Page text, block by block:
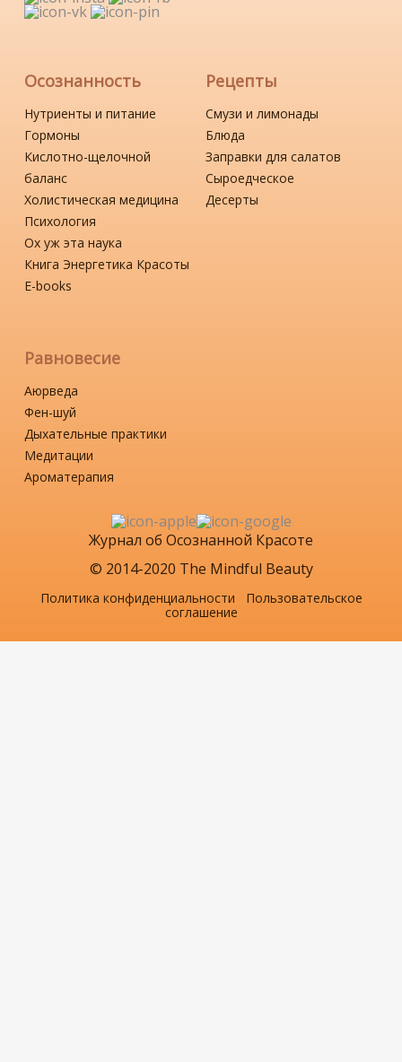
Осознанность
Нутриенты и питание
Гормоны
Кислотно-щелочной
баланс
Холистическая медицина
Психология
Ох уж эта наука
Книга Энергетика Красоты
Е-books
Рецепты
Смузи и лимонады
Блюда
Заправки для салатов
Сыроедческое
Десерты
Равновесие
Аюрведа
Фен-шуй
Дыхательные практики
Медитации
Ароматерапия
Журнал об Осознанной Красоте
© 2014-2020 The Mindful Beauty
Политика конфиденциальности
Пользовательское
соглашение